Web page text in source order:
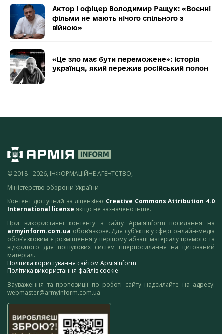
Актор і офіцер Володимир Ращук: «Воєнні
фільми не мають нічого спільного з
війною»
«Це зло має бути переможене»: історія
українця, який пережив російський полон
© 2018 - 2026, ІНФОРМАЦІЙНЕ АГЕНТСТВО,
Міністерство оборони України
Контент доступний за ліцензією Creative Commons Attribution 4.0
International license якщо не зазначено інше.
При використанні контенту з сайту АрміяInform посилання на
armyinform.com.ua обов’язкове. Для суб’єктів у сфері онлайн-медіа
обов’язковим є розміщення у першому абзаці матеріалу прямого та
відкритого для пошукових систем гіперпосилання на цитований
матеріал.
Політика користування сайтом АрміяInform
Політика використання файлів cookie
Зауваження та пропозиції по роботі сайту надсилайте на адресу:
webmaster@armyinform.com.ua